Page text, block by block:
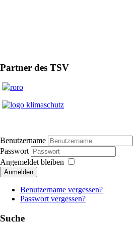
Partner des TSV
Benutzername
Passwort
Angemeldet bleiben
Anmelden
Benutzername vergessen?
Passwort vergessen?
Suche